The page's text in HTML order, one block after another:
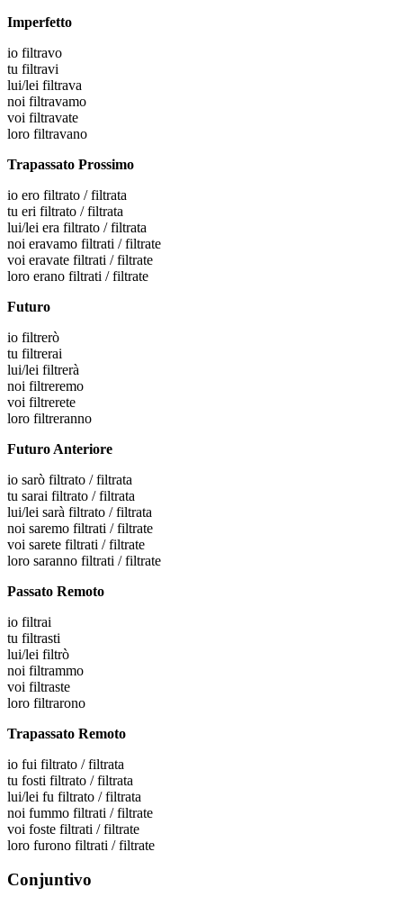
Imperfetto
io filtravo
tu filtravi
lui/lei filtrava
noi filtravamo
voi filtravate
loro filtravano
Trapassato Prossimo
io ero filtrato / filtrata
tu eri filtrato / filtrata
lui/lei era filtrato / filtrata
noi eravamo filtrati / filtrate
voi eravate filtrati / filtrate
loro erano filtrati / filtrate
Futuro
io filtrerò
tu filtrerai
lui/lei filtrerà
noi filtreremo
voi filtrerete
loro filtreranno
Futuro Anteriore
io sarò filtrato / filtrata
tu sarai filtrato / filtrata
lui/lei sarà filtrato / filtrata
noi saremo filtrati / filtrate
voi sarete filtrati / filtrate
loro saranno filtrati / filtrate
Passato Remoto
io filtrai
tu filtrasti
lui/lei filtrò
noi filtrammo
voi filtraste
loro filtrarono
Trapassato Remoto
io fui filtrato / filtrata
tu fosti filtrato / filtrata
lui/lei fu filtrato / filtrata
noi fummo filtrati / filtrate
voi foste filtrati / filtrate
loro furono filtrati / filtrate
Conjuntivo